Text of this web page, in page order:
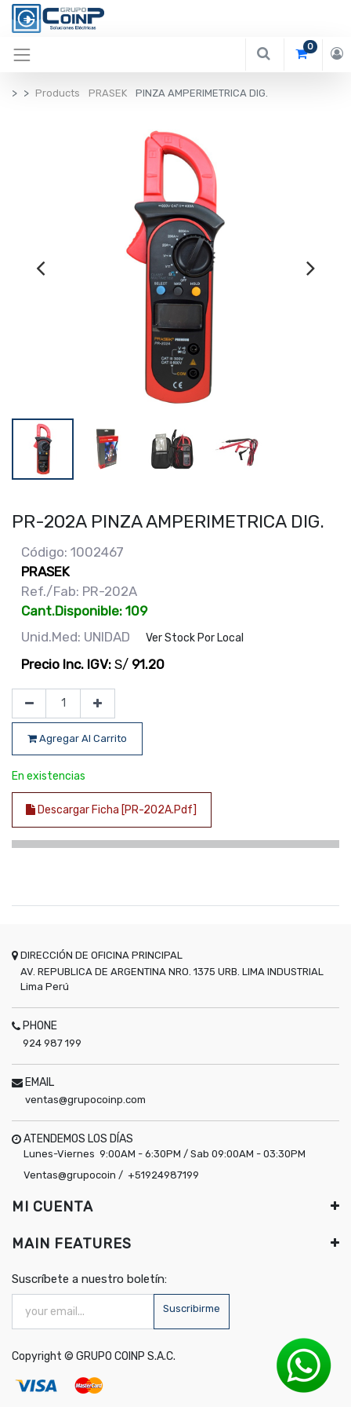
0
Products PRASEK PINZA AMPERIMETRICA DIG.
PR-202A PINZA AMPERIMETRICA DIG.
Código: 1002467
PRASEK
Ref./Fab: PR-202A
Cant.Disponible: 109
Unid.Med: UNIDAD
Ver Stock Por Local
Precio Inc. IGV: S/ 91.20
Agregar Al Carrito
En existencias
Descargar Ficha [PR-202A.pdf]
DIRECCIÓN DE OFICINA PRINCIPAL
AV. REPUBLICA DE ARGENTINA NRO. 1375 URB. LIMA INDUSTRIAL
Lima Perú
PHONE
924 987 199
EMAIL
ventas@grupocoinp.com
ATENDEMOS LOS DÍAS
Lunes-Viernes 9:00AM - 6:30PM / Sab 09:00AM - 03:30PM
Ventas@grupocoin / +51924987199
MI CUENTA
MAIN FEATURES
Suscríbete a nuestro boletín:
Suscribirme
Copyright © GRUPO COINP S.A.C.